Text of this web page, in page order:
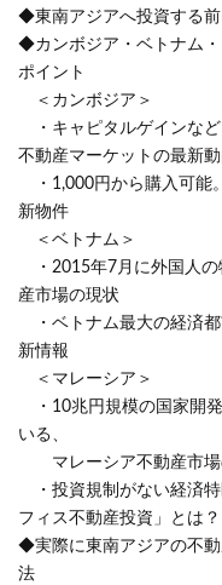
◆東南アジアへ投資する前
◆カンボジア・ベトナム
ポイント
＜カンボジア＞
・キャピタルゲインな
不動産マーケットの最新動
・1,000円から購入可能
新物件
＜ベトナム＞
・2015年7月に外国人の
産市場の現状
・ベトナム最大の経済
新情報
＜マレーシア＞
・10兆円規模の国家開
いる、
マレーシア不動産市場
・投資規制がない経済
フィス不動産投資」とは？
◆実際に東南アジアの不
法